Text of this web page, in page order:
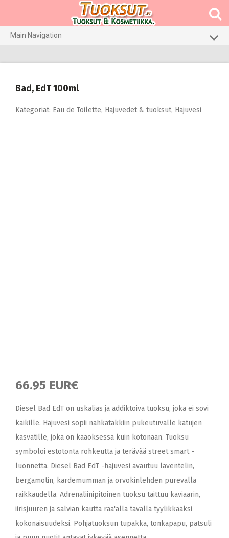
Main Navigation
Hiustenhoito
Ihonhoito
Bad, EdT 100ml
Kategoriat: Eau de Toilette, Hajuvedet & tuoksut, Hajuvesi
66.95 EUR€
Diesel Bad EdT on uskalias ja addiktoiva tuoksu, joka ei sovi
kaikille. Hajuvesi sopii nahkatakkiin pukeutuvalle katujen
kasvatille, joka on kaaoksessa kuin kotonaan. Tuoksu
symboloi estotonta rohkeutta ja terävää street smart -
luonnetta. Diesel Bad EdT -hajuvesi avautuu laventelin,
bergamotin, kardemumman ja orvokinlehden purevalla
raikkaudella. Adrenaliinipitoinen tuoksu taittuu kaviaarin,
iirisjuuren ja salvian kautta raa'alla tavalla tyylikkääksi
kokonaisuudeksi. Pohjatuoksun tupakka, tonkapapu, patsuli